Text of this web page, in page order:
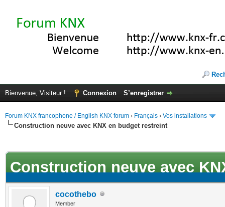
Bienvenue, Visiteur ! Connexion S’enregistrer
Forum KNX francophone / English KNX forum › Français › Vos installations
Construction neuve avec KNX en budget restreint
Construction neuve avec
cocothebo
Member